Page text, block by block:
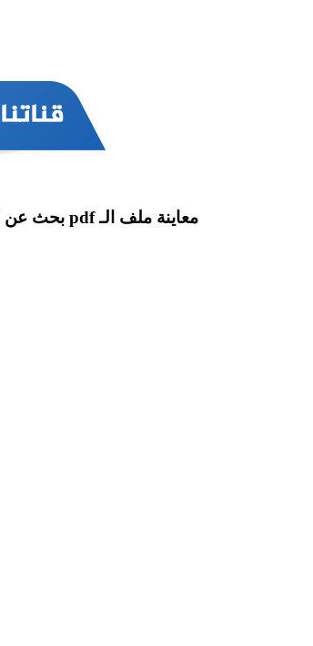
معاينة ملف الـ pdf بحث عن الصخور الرسوبية مادة الجيولوجيا صف حادي عشر علمي